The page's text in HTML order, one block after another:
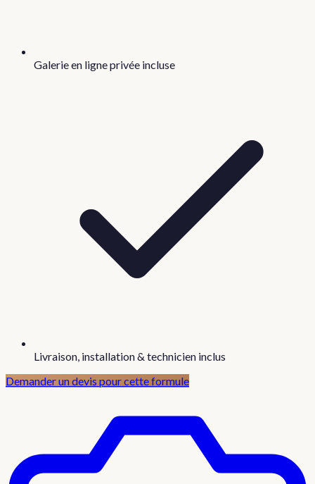
Galerie en ligne privée incluse
Livraison, installation & technicien inclus
Demander un devis pour cette formule